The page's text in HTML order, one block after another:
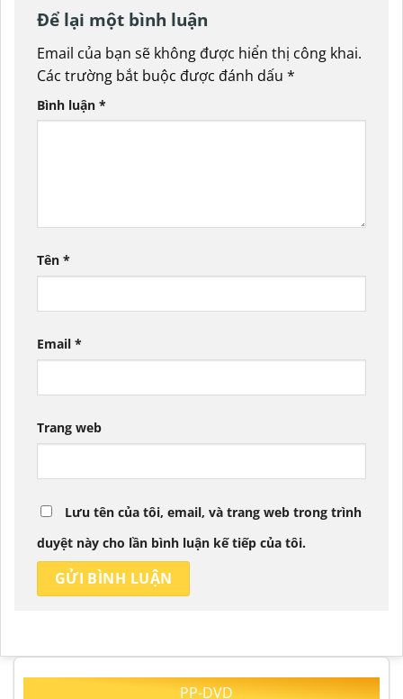
Để lại một bình luận
Email của bạn sẽ không được hiển thị công khai.
Các trường bắt buộc được đánh dấu *
Bình luận *
Tên *
Email *
Trang web
Lưu tên của tôi, email, và trang web trong trình
duyệt này cho lần bình luận kế tiếp của tôi.
PP-DVD